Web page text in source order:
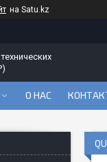
на Satu.kz
О НАС